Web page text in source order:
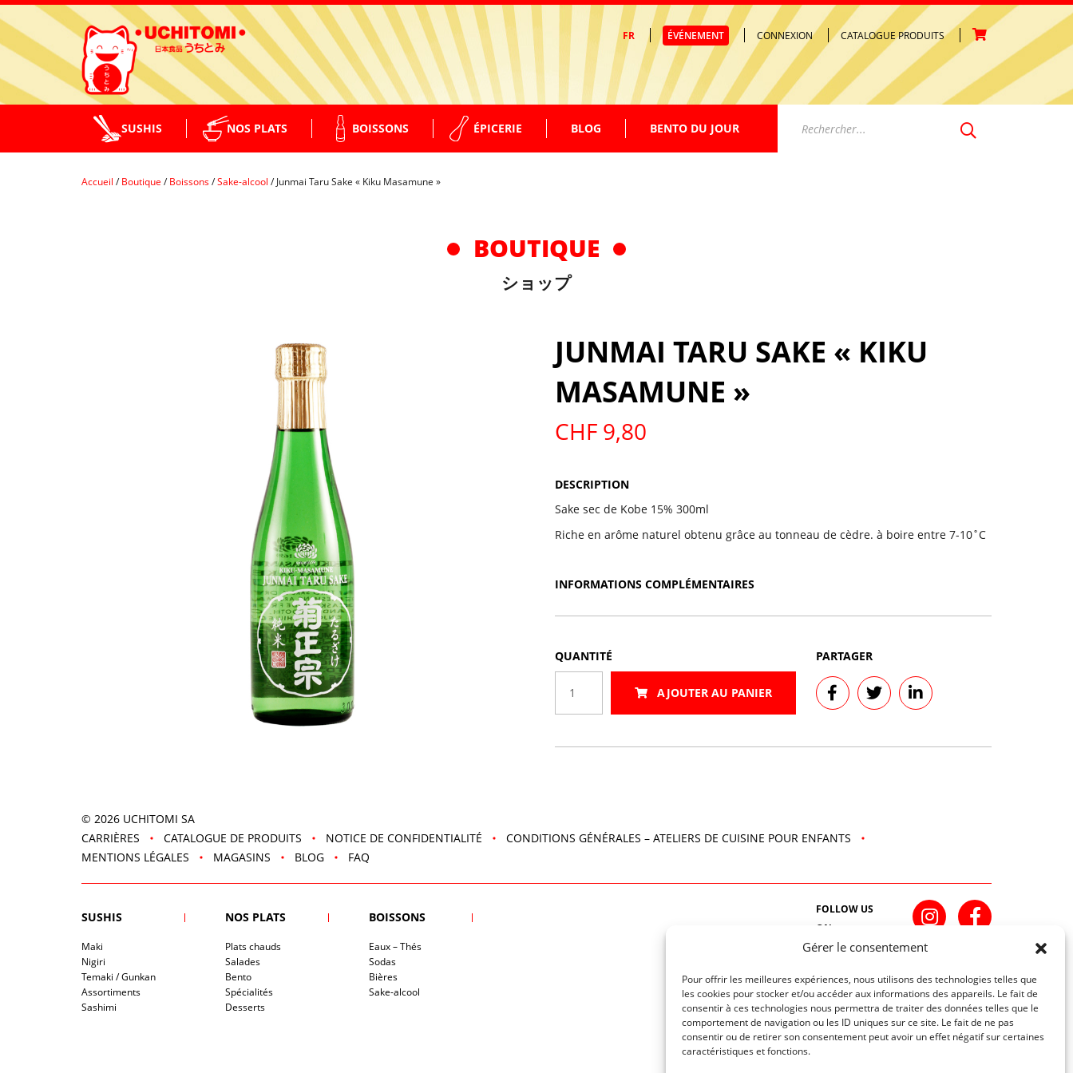
Gérer le consentement
Pour offrir les meilleures expériences, nous utilisons des technologies telles que
les cookies pour stocker et/ou accéder aux informations des appareils. Le fait de
consentir à ces technologies nous permettra de traiter des données telles que le
comportement de navigation ou les ID uniques sur ce site. Le fait de ne pas
consentir ou de retirer son consentement peut avoir un effet négatif sur certaines
caractéristiques et fonctions.
FR ÉVÉNEMENT CONNEXION CATALOGUE PRODUITS
Votre panier est vide.
SUSHIS
MAKI
NOS PLATS
PLATS CHAUDS
DESSERTS
BOISSONS
EAUX – THÉS
ÉPICERIE
SUPPLÉMENTS GARNITURES
BLOG BENTO DU JOUR
Accueil /Boutique /Boissons/Sake-alcool /Junmai Taru Sake « Kiku Masamune »
BOUTIQUE
ショップ
JUNMAI TARU SAKE « KIKU
MASAMUNE »
CHF9,80
DESCRIPTION
Sake sec de Kobe 15% 300ml
Riche en arôme naturel obtenu grâce au tonneau de cèdre. à boire entre 7-10˚C
INFORMATIONS COMPLÉMENTAIRES
QUANTITÉ
Junmai
AJOUTER AU PANIER
PARTAGER
© 2026 UCHITOMI SA
CARRIÈRES
CATALOGUE DE PRODUITS NOTICE DE CONFIDENTIALITÉ
CONDITIONS GÉNÉRALES – ATELIERS DE CUISINE POUR ENFANTS
MENTIONS LÉGALES
MAGASINS BLOG FAQ
SUSHIS
Maki
Nigiri
Temaki / Gunkan
Assortiments
Sashimi
NOS PLATS
Plats chauds
Salades
Bento
Spécialités
Desserts
BOISSONS
Eaux – Thés
Sodas
Bières
Sake-alcool
FOLLOW US
ON
INSCRIVEZ-VOUS À NOTRE NEWSLETTER